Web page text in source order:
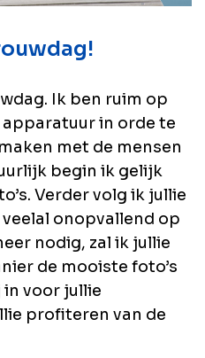
Ik ben ruim op
in orde te
met de mensen
begin ik gelijk
Verder volg ik jullie
onopvallend op
nodig, zal ik jullie
de mooiste foto’s
voor jullie
profiteren van de